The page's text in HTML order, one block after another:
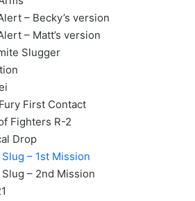
– Becky’s version
– Matt’s version
Slugger
First Contact
Fighters R-2
Drop
– 1st Mission
– 2nd Mission